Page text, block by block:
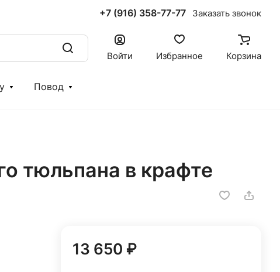
+7 (916) 358-77-77 Заказать звонок
Войти Избранное Корзина
Повод
тюльпана в крафте
13 650 ₽